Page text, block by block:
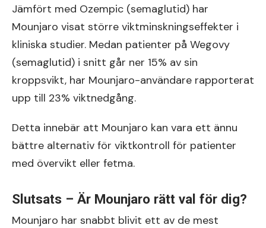
Jämfört med Ozempic (semaglutid) har
Mounjaro visat större viktminskningseffekter i
kliniska studier. Medan patienter på Wegovy
(semaglutid) i snitt går ner 15% av sin
kroppsvikt, har Mounjaro-användare rapporterat
upp till 23% viktnedgång.
Detta innebär att Mounjaro kan vara ett ännu
bättre alternativ för viktkontroll för patienter
med övervikt eller fetma.
Slutsats – Är Mounjaro rätt val för dig?
Mounjaro har snabbt blivit ett av de mest